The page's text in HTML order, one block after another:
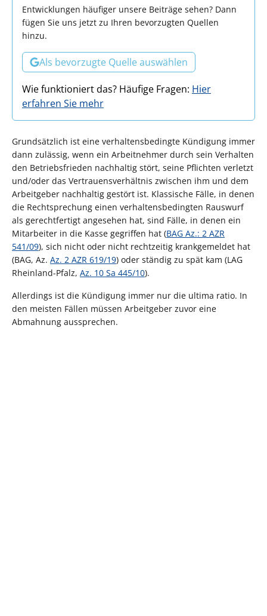
Entwicklungen häufiger unsere Beiträge sehen? Dann
fügen Sie uns jetzt zu Ihren bevorzugten Quellen
hinzu.
Als bevorzugte Quelle auswählen
Wie funktioniert das? Häufige Fragen: Hier
erfahren Sie mehr
Grundsätzlich ist eine verhaltensbedingte Kündigung immer
dann zulässig, wenn ein Arbeitnehmer durch sein Verhalten
den Betriebsfrieden nachhaltig stört, seine Pflichten verletzt
und/oder das Vertrauensverhältnis zwischen ihm und dem
Arbeitgeber nachhaltig gestört ist. Klassische Fälle, in denen
die Rechtsprechung einen verhaltensbedingten Rauswurf
als gerechtfertigt angesehen hat, sind Fälle, in denen ein
Mitarbeiter in die Kasse gegriffen hat (BAG Az.: 2 AZR
541/09), sich nicht oder nicht rechtzeitig krankgemeldet hat
(BAG, Az. Az. 2 AZR 619/19) oder ständig zu spät kam (LAG
Rheinland-Pfalz, Az. 10 Sa 445/10).
Allerdings ist die Kündigung immer nur die ultima ratio. In
den meisten Fällen müssen Arbeitgeber zuvor eine
Abmahnung aussprechen.